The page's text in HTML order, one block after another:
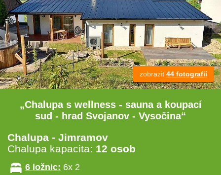
zobrazit 44 fotografií
„Chalupa s wellness - sauna a koupací
sud - hrad Svojanov - Vysočina“
Chalupa - Jimramov
Chalupa kapacita: 12 osob
6 ložnic: 6x 2